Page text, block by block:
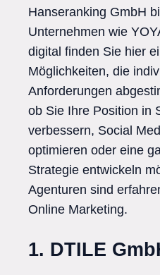
Hanseranking GmbH
Unternehmen wie
digital finden Sie hier
Möglichkeiten, die
Anforderungen
ob Sie Ihre Position in
verbessern, Social
optimieren oder eine
Strategie entwickeln
Agenturen sind
Online Marketing.
1. DTILE